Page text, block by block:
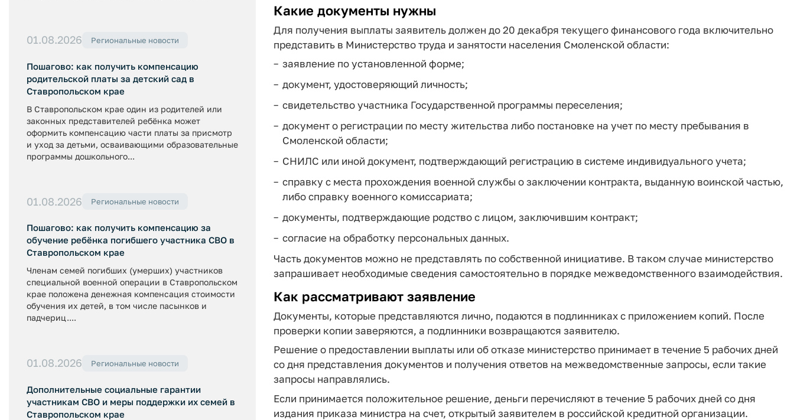
01.08.2026 Региональные новости
Пошагово: как получить компенсацию
родительской платы за детский сад в
Ставропольском крае
В Ставропольском крае один из родителей или
законных представителей ребёнка может
оформить компенсацию части платы за присмотр
и уход за детьми, осваивающими образовательные
программы дошкольного...
01.08.2026 Региональные новости
Пошагово: как получить компенсацию за
обучение ребёнка погибшего участника СВО в
Ставропольском крае
Членам семей погибших (умерших) участников
специальной военной операции в Ставропольском
крае положена денежная компенсация стоимости
обучения их детей, в том числе пасынков и
падчериц....
01.08.2026 Региональные новости
Дополнительные социальные гарантии
участникам СВО и меры поддержки их семей в
Ставропольском крае
Какие документы нужны
Для получения выплаты заявитель должен до 20 декабря текущего финансового года включительно
представить в Министерство труда и занятости населения Смоленской области:
заявление по установленной форме;
документ, удостоверяющий личность;
свидетельство участника Государственной программы переселения;
документ о регистрации по месту жительства либо постановке на учет по месту пребывания в
Смоленской области;
СНИЛС или иной документ, подтверждающий регистрацию в системе индивидуального учета;
справку с места прохождения военной службы о заключении контракта, выданную воинской частью,
либо справку военного комиссариата;
документы, подтверждающие родство с лицом, заключившим контракт;
согласие на обработку персональных данных.
Часть документов можно не представлять по собственной инициативе. В таком случае министерство
запрашивает необходимые сведения самостоятельно в порядке межведомственного взаимодействия.
Как рассматривают заявление
Документы, которые представляются лично, подаются в подлинниках с приложением копий. После
проверки копии заверяются, а подлинники возвращаются заявителю.
Решение о предоставлении выплаты или об отказе министерство принимает в течение 5 рабочих дней
со дня представления документов и получения ответов на межведомственные запросы, если такие
запросы направлялись.
Если принимается положительное решение, деньги перечисляют в течение 5 рабочих дней со дня
издания приказа министра на счет, открытый заявителем в российской кредитной организации.